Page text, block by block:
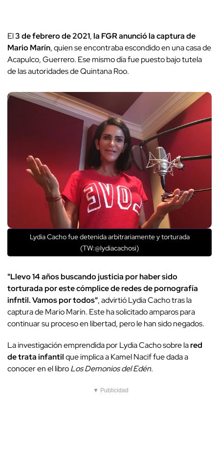
El3 de febrero de 2021,la FGR anunció la captura de
Mario Marín, quien se encontraba escondido en una casa de
Acapulco, Guerrero. Ese mismo día fue puesto bajo tutela
de las autoridades de Quintana Roo.
Lydia Cacho fue detenida arbitrariamente y torturada
(TW:@lydiacachosi)
"Llevo 14 años buscando justicia por haber sido
torturada por este cómplice de redes de pornografía
infntil. Vamos por todos", advirtió Lydia Cacho tras la
captura de Mario Marín. Este ha solicitado amparos para
continuar su proceso en libertad, pero le han sido negados.
La investigación emprendida por Lydia Cacho sobre lared
de trata infantilque implica a Kamel Nacif fue dada a
conocer en el libroLos Demonios del Edén.
▼ Publicidad